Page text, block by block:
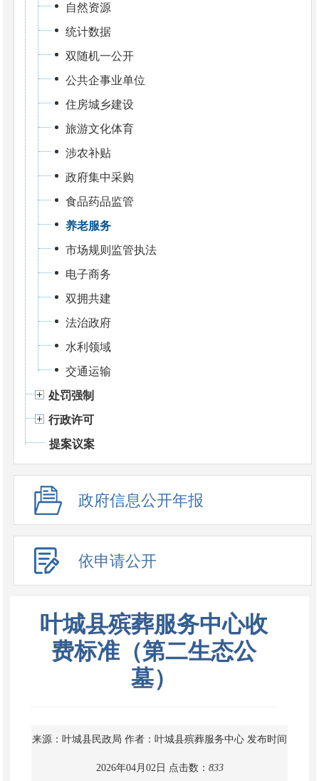
自然资源
统计数据
双随机一公开
公共企事业单位
住房城乡建设
旅游文化体育
涉农补贴
政府集中采购
食品药品监管
养老服务
市场规则监管执法
电子商务
双拥共建
法治政府
水利领域
交通运输
处罚强制
行政许可
提案议案
政府信息公开年报
依申请公开
叶城县殡葬服务中心收
费标准（第二生态公
墓）
来源：叶城县民政局 作者：叶城县殡葬服务中心 发布时间
2026年04月02日 点击数： 833